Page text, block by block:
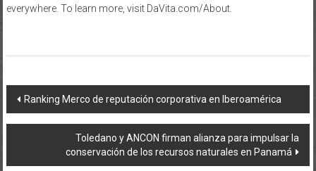
everywhere. To learn more, visit DaVita.com/About.
Navegación
de
entradas
Ranking Merco de reputación corporativa en Iberoamérica
Toledano y ANCON firman alianza para impulsar la
conservación de los recursos naturales en Panamá